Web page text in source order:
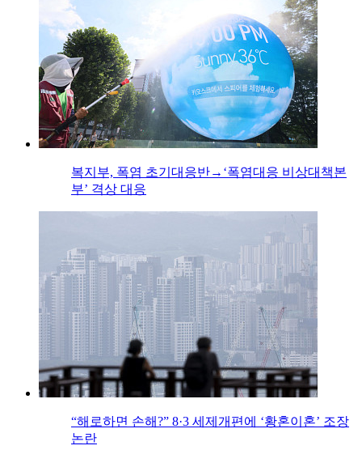
복지부, 폭염 초기대응반→‘폭염대응 비상대책본
부’ 격상 대응
“해로하면 손해?” 8·3 세제개편에 ‘황혼이혼’ 조장
논란